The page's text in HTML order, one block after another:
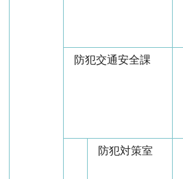
防犯交通安全課
防犯対策室